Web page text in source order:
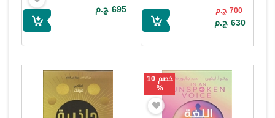
700 ج.م
630 ج.م
695 ج.م
خصم 10
%